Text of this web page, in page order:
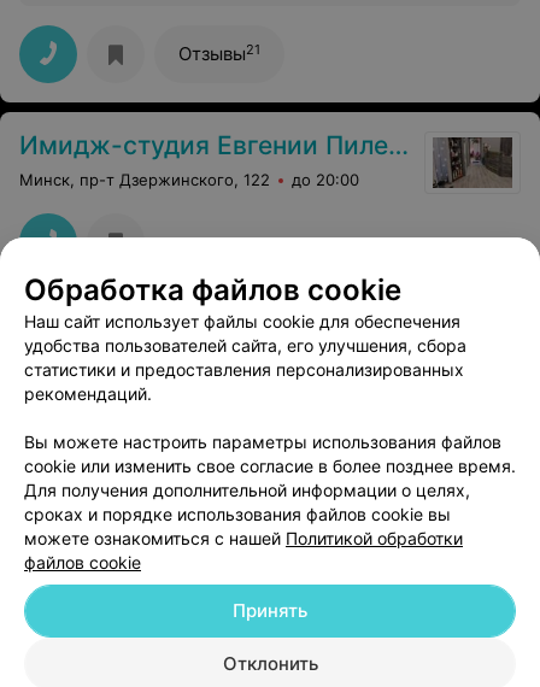
грамотных и отзывчивых.
Отзывы21
Имидж-студия Евгении Пилеко
Минск, пр-т Дзержинского, 122 до 20:00
Добавить специалиста
Медицинский маркетинг
Публичный договор
Обработка файлов cookie
Наш сайт использует файлы cookie для обеспечения
удобства пользователей сайта, его улучшения, сбора
статистики и предоставления персонализированных
рекомендаций.
Вы можете настроить параметры использования файлов
cookie или изменить свое согласие в более позднее время.
Для получения дополнительной информации о целях,
сроках и порядке использования файлов cookie вы
можете ознакомиться с нашей Политикой обработки
файлов cookie
Отклонить
Принять